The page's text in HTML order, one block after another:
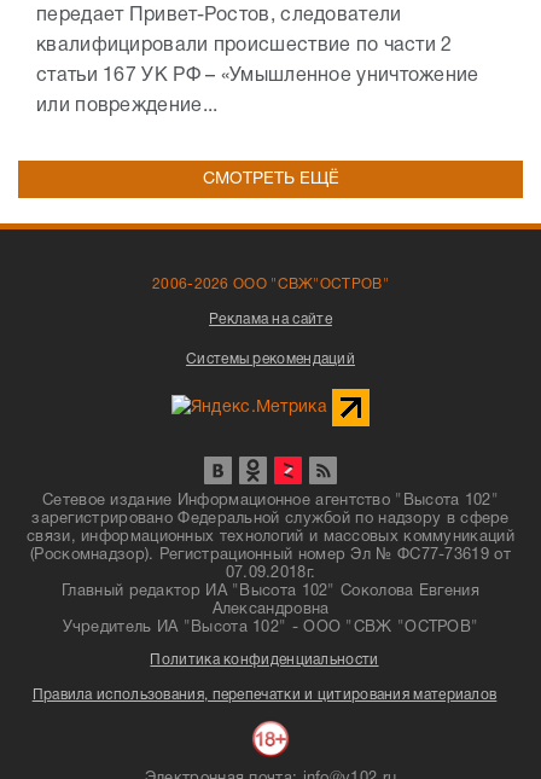
передает Привет-Ростов, следователи
квалифицировали происшествие по части 2
статьи 167 УК РФ – «Умышленное уничтожение
или повреждение...
СМОТРЕТЬ ЕЩЁ
2006-2026 ООО "СВЖ"ОСТРОВ"
Реклама на сайте
Системы рекомендаций
Сетевое издание Информационное агентство "Высота 102"
зарегистрировано Федеральной службой по надзору в сфере
связи, информационных технологий и массовых коммуникаций
(Роскомнадзор). Регистрационный номер Эл № ФС77-73619 от
07.09.2018г.
Главный редактор ИА "Высота 102" Соколова Евгения
Александровна
Учредитель ИА "Высота 102" - ООО "СВЖ "ОСТРОВ"
Политика конфиденциальности
Правила использования, перепечатки и цитирования материалов